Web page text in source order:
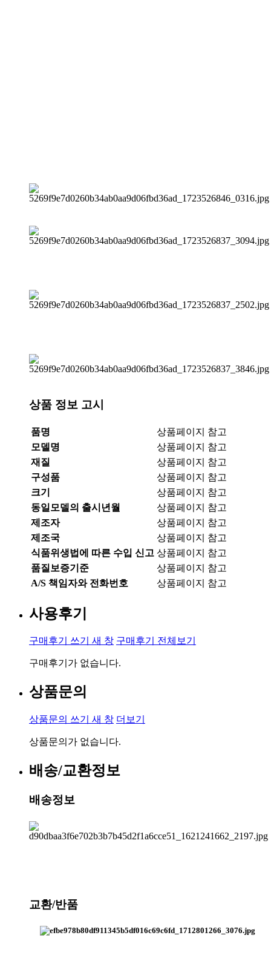
상품 정보 고시
품명
상품페이지 참고
모델명
상품페이지 참고
재질
상품페이지 참고
구성품
상품페이지 참고
크기
상품페이지 참고
동일모델의 출시년월
상품페이지 참고
제조자
상품페이지 참고
제조국
상품페이지 참고
식품위생법에 따른 수입 신고 상품페이지 참고
품질보증기준
상품페이지 참고
A/S 책임자와 전화번호
상품페이지 참고
사용후기
구매후기 쓰기 새 창 구매후기 전체보기
구매후기가 없습니다.
상품문의
상품문의 쓰기 새 창 더보기
상품문의가 없습니다.
배송/교환정보
배송정보
교환/반품